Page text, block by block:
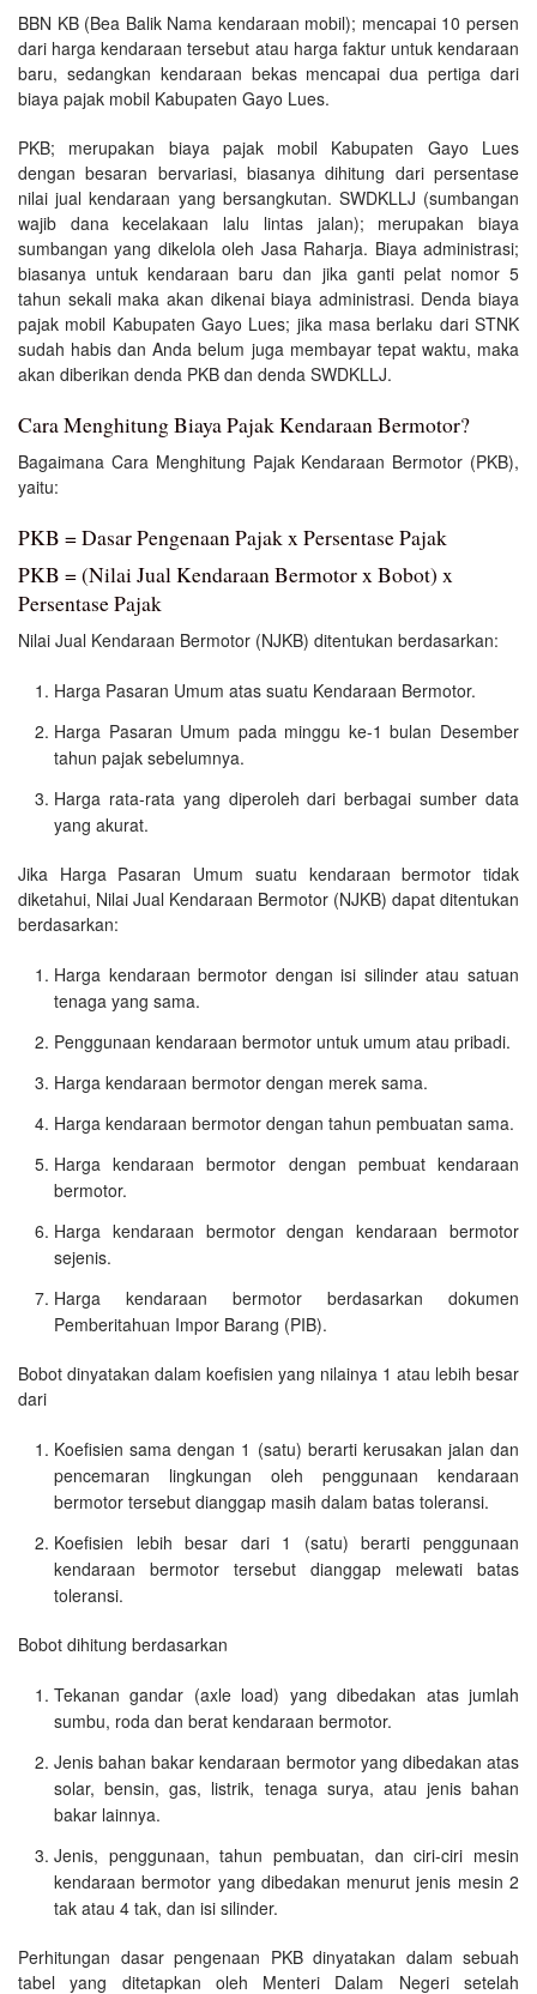
BBN KB (Bea Balik Nama kendaraan mobil); mencapai 10 persen
dari harga kendaraan tersebut atau harga faktur untuk kendaraan
baru, sedangkan kendaraan bekas mencapai dua pertiga dari
biaya pajak mobil Kabupaten Gayo Lues.
PKB; merupakan biaya pajak mobil Kabupaten Gayo Lues
dengan besaran bervariasi, biasanya dihitung dari persentase
nilai jual kendaraan yang bersangkutan. SWDKLLJ (sumbangan
wajib dana kecelakaan lalu lintas jalan); merupakan biaya
sumbangan yang dikelola oleh Jasa Raharja. Biaya administrasi;
biasanya untuk kendaraan baru dan jika ganti pelat nomor 5
tahun sekali maka akan dikenai biaya administrasi. Denda biaya
pajak mobil Kabupaten Gayo Lues; jika masa berlaku dari STNK
sudah habis dan Anda belum juga membayar tepat waktu, maka
akan diberikan denda PKB dan denda SWDKLLJ.
Cara Menghitung Biaya Pajak Kendaraan Bermotor?
Bagaimana Cara Menghitung Pajak Kendaraan Bermotor (PKB),
yaitu:
PKB = Dasar Pengenaan Pajak x Persentase Pajak
PKB = (Nilai Jual Kendaraan Bermotor x Bobot) x
Persentase Pajak
Nilai Jual Kendaraan Bermotor (NJKB) ditentukan berdasarkan:
Harga Pasaran Umum atas suatu Kendaraan Bermotor.
Harga Pasaran Umum pada minggu ke-1 bulan Desember
tahun pajak sebelumnya.
Harga rata-rata yang diperoleh dari berbagai sumber data
yang akurat.
Jika Harga Pasaran Umum suatu kendaraan bermotor tidak
diketahui, Nilai Jual Kendaraan Bermotor (NJKB) dapat ditentukan
berdasarkan:
Harga kendaraan bermotor dengan isi silinder atau satuan
tenaga yang sama.
Penggunaan kendaraan bermotor untuk umum atau pribadi.
Harga kendaraan bermotor dengan merek sama.
Harga kendaraan bermotor dengan tahun pembuatan sama.
Harga kendaraan bermotor dengan pembuat kendaraan
bermotor.
Harga kendaraan bermotor dengan kendaraan bermotor
sejenis.
Harga kendaraan bermotor berdasarkan dokumen
Pemberitahuan Impor Barang (PIB).
Bobot dinyatakan dalam koefisien yang nilainya 1 atau lebih besar
dari
Koefisien sama dengan 1 (satu) berarti kerusakan jalan dan
pencemaran lingkungan oleh penggunaan kendaraan
bermotor tersebut dianggap masih dalam batas toleransi.
Koefisien lebih besar dari 1 (satu) berarti penggunaan
kendaraan bermotor tersebut dianggap melewati batas
toleransi.
Bobot dihitung berdasarkan
Tekanan gandar (axle load) yang dibedakan atas jumlah
sumbu, roda dan berat kendaraan bermotor.
Jenis bahan bakar kendaraan bermotor yang dibedakan atas
solar, bensin, gas, listrik, tenaga surya, atau jenis bahan
bakar lainnya.
Jenis, penggunaan, tahun pembuatan, dan ciri-ciri mesin
kendaraan bermotor yang dibedakan menurut jenis mesin 2
tak atau 4 tak, dan isi silinder.
Perhitungan dasar pengenaan PKB dinyatakan dalam sebuah
tabel yang ditetapkan oleh Menteri Dalam Negeri setelah